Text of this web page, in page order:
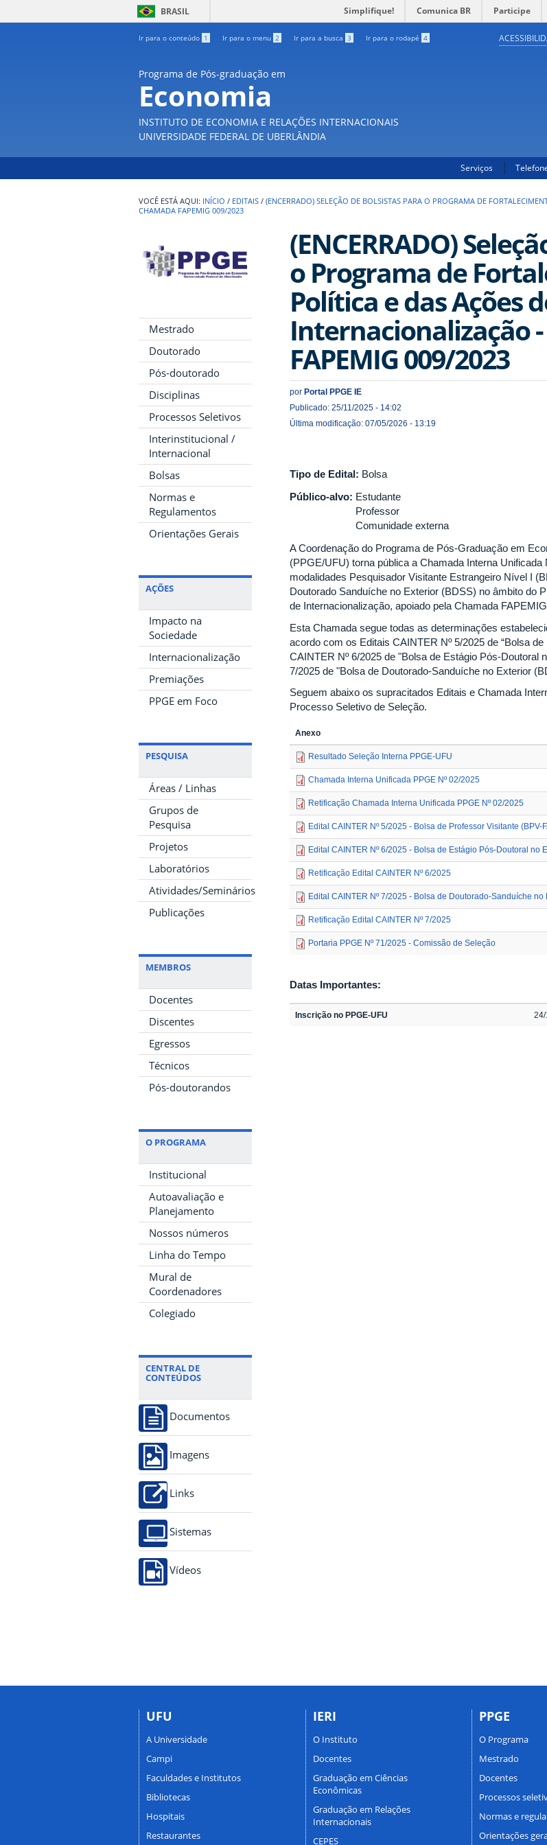
BRASIL Simplifique! Comunica BR Participe
Ir para o conteúdo 1 Ir para o menu 2 Ir para a busca 3 Ir para o rodapé 4
Programa de Pós-graduação em
Economia
INSTITUTO DE ECONOMIA E RELAÇÕES INTERNACIONAIS
UNIVERSIDADE FEDERAL DE UBERLÂNDIA
Serviços
INÍCIO / EDITAIS / (ENCERRADO) SELEÇÃO DE BOLSISTAS PARA O PROGRAMA DE
CHAMADA FAPEMIG 009/2023
Mestrado
Doutorado
Pós-doutorado
Disciplinas
Processos Seletivos
Interinstitucional /
Internacional
Bolsas
Normas e
Regulamentos
Orientações Gerais
AÇÕES
Impacto na
Sociedade
Internacionalização
Premiações
PPGE em Foco
PESQUISA
Áreas / Linhas
Grupos de
Pesquisa
Projetos
Laboratórios
Atividades/Seminários
Publicações
MEMBROS
Docentes
Discentes
Egressos
Técnicos
Pós-doutorandos
O PROGRAMA
Institucional
Autoavaliação e
Planejamento
Nossos números
Linha do Tempo
Mural de
Coordenadores
Colegiado
CENTRAL DE
CONTEÚDOS
Documentos
Imagens
Links
Sistemas
Vídeos
(ENCERRADO)
o Programa de
Política e das Ações
Internacionalização
FAPEMIG 009/2023
por Portal PPGE IE
Publicado: 25/11/2025 - 14:02
Última modificação: 07/05/2026 - 13:19
Tipo de Edital: Bolsa
Público-alvo: Estudante
Professor
Comunidade externa
A Coordenação do Programa de Pós-Graduação em
(PPGE/UFU) torna pública a Chamada Interna
modalidades Pesquisador Visitante Estrangeiro Nível I
Doutorado Sanduíche no Exterior (BDSS) no âmbito do
de Internacionalização, apoiado pela Chamada
Esta Chamada segue todas as determinações
acordo com os Editais CAINTER Nº 5/2025 de “Bolsa
CAINTER Nº 6/2025 de "Bolsa de Estágio Pós-Doutoral
7/2025 de "Bolsa de Doutorado-Sanduíche no Exterior
Seguem abaixo os supracitados Editais e Chamada
Processo Seletivo de Seleção.
Anexo
Resultado Seleção Interna PPGE-UFU
Chamada Interna Unificada PPGE Nº 02/2025
Retificação Chamada Interna Unificada PPGE Nº 02/2025
Edital CAINTER Nº 5/2025 - Bolsa de Professor Visitante (BPV-
Edital CAINTER Nº 6/2025 - Bolsa de Estágio Pós-Doutoral no
Retificação Edital CAINTER Nº 6/2025
Edital CAINTER Nº 7/2025 - Bolsa de Doutorado-Sanduíche no
Retificação Edital CAINTER Nº 7/2025
Portaria PPGE Nº 71/2025 - Comissão de Seleção
Datas Importantes:
Inscrição no PPGE-UFU
UFU
A Universidade
Campi
Faculdades e Institutos
Bibliotecas
Hospitais
Restaurantes
IERI
O Instituto
Docentes
Graduação em Ciências
Econômicas
Graduação em Relações
Internacionais
CEPES
PPGE
O Programa
Mestrado
Docentes
Processos
Normas e
Orientações